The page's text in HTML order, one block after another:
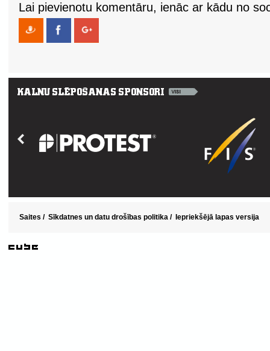
Lai pievienotu komentāru, ienāc ar kādu no
Saites / Sīkdatnes un datu drošības politika / Iepriekšējā lapas versija